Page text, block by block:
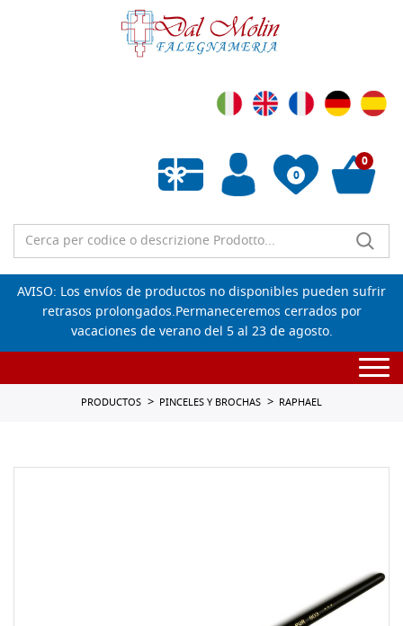
0
Lista de deseos vacía
0
AVISO: Los envíos de productos no disponibles pueden sufrir
retrasos prolongados.Permaneceremos cerrados por
vacaciones de verano del 5 al 23 de agosto.
PRODUCTOS PINCELES Y BROCHAS RAPHAEL